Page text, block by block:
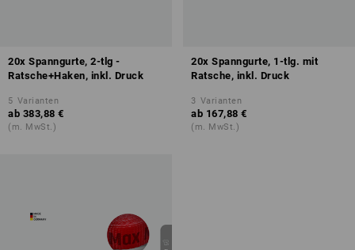
20x Spanngurte, 2-tlg -
Ratsche+Haken, inkl. Druck
5 Varianten
ab 383,88 €
(m. MwSt.)
20x Spanngurte, 1-tlg. mit
Ratsche, inkl. Druck
3 Varianten
ab 167,88 €
(m. MwSt.)